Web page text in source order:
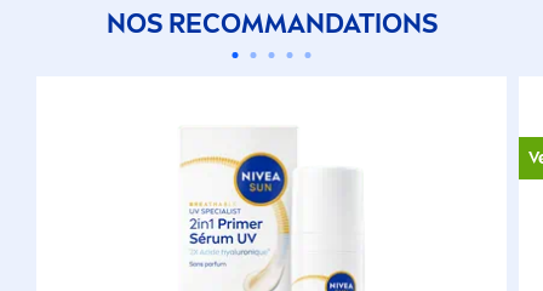
NOS RECOMMANDATIONS